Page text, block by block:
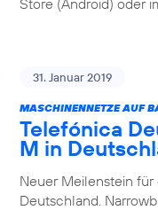
Store (Android) oder
31. Januar 2019
MASCHINENNETZE AUF
Telefónica
M in
Neuer Meilenstein für
Deutschland.